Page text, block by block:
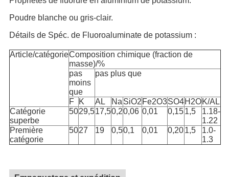
Poudre blanche ou gris-clair.
Détails de Spéc. de Fluoroaluminate de potassium :
Article/catégorieComposition chimique (fraction de
masse)/%
pas
moins
que
pas plus que
F K AL Na SiO2 Fe2O3SO4H2OK/AL
Catégorie
superbe
5029,517,50,20,06 0,01 0,151,5
1.18-
1.22
Première
catégorie
5027 19 0,50,1 0,01 0,201,5
1.0-
1.3